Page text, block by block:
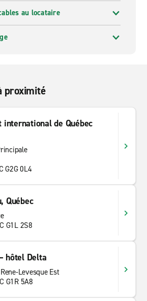
au locataire
proximité
international de Québec
G2G 0L4
Québec
G1L 2S8
hôtel Delta
Levesque Est
G1R 5A8